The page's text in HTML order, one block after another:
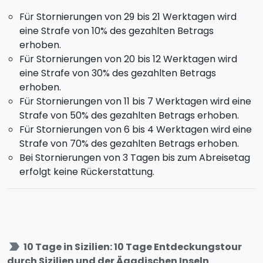
imposante arabisch-normannische Kathedrale und
den prächtigen Kreuzgang besuchen werdet. Nach
dem Besuch kehrt ihr nach Palermo zurück, um eine
Führung durch das historische Zentrum zu
unternehmen. Einige der Denkmäler, die ihr besuchen
werdet: Pfalzkapelle, Martorana, Kathedrale von
Palermo, Bezirk Kalsa, Brunnen der Piazza Pretoria
und Massimo-Theater. Während der Tour erwartet
euch eine gastronomische Überraschung in der
historischen Antica Focacceria S. Francesco.
Mittagessen eurer Wahl. Nach dem Besuch und etwas
Freizeit kehrt ihr zum Hotel zurück, Abendessen und
Übernachtung.
ihr mit dem Tragflügelboot Favignana erreicht, die
Für Stornierungen von 29 bis 21 Werktagen wird
eine Strafe von 10% des gezahlten Betrags
erhoben.
Für Stornierungen von 20 bis 12 Werktagen wird
eine Strafe von 30% des gezahlten Betrags
erhoben.
Für Stornierungen von 11 bis 7 Werktagen wird eine
Strafe von 50% des gezahlten Betrags erhoben.
Für Stornierungen von 6 bis 4 Werktagen wird eine
Strafe von 70% des gezahlten Betrags erhoben.
Bei Stornierungen von 3 Tagen bis zum Abreisetag
erfolgt keine Rückerstattung.
label_important 10 Tage in Sizilien: 10 Tage Entdeckungstour